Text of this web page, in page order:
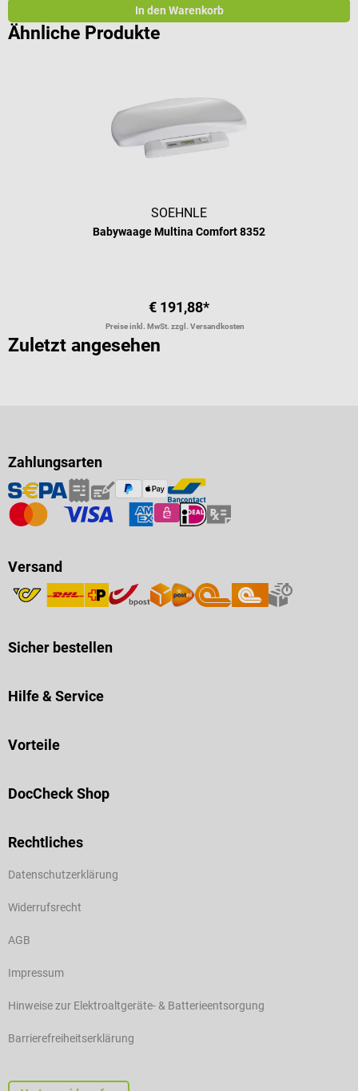
In den Warenkorb
Ähnliche Produkte
SOEHNLE
Babywaage Multina Comfort 8352
€ 191,88*
Preise inkl. MwSt. zzgl. Versandkosten
Zuletzt angesehen
Zahlungsarten
Versand
Sicher bestellen
Hilfe & Service
Vorteile
DocCheck Shop
Rechtliches
Datenschutzerklärung
Widerrufsrecht
AGB
Impressum
Hinweise zur Elektroaltgeräte- & Batterieentsorgung
Barrierefreiheitserklärung